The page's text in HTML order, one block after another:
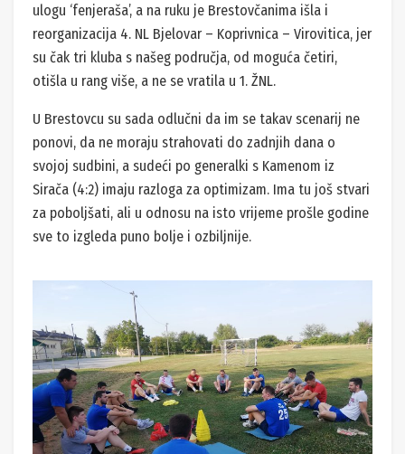
ulogu ‘fenjeraša’, a na ruku je Brestovčanima išla i
reorganizacija 4. NL Bjelovar – Koprivnica – Virovitica, jer
su čak tri kluba s našeg područja, od moguća četiri,
otišla u rang više, a ne se vratila u 1. ŽNL.
U Brestovcu su sada odlučni da im se takav scenarij ne
ponovi, da ne moraju strahovati do zadnjih dana o
svojoj sudbini, a sudeći po generalki s Kamenom iz
Sirača (4:2) imaju razloga za optimizam. Ima tu još stvari
za poboljšati, ali u odnosu na isto vrijeme prošle godine
sve to izgleda puno bolje i ozbiljnije.